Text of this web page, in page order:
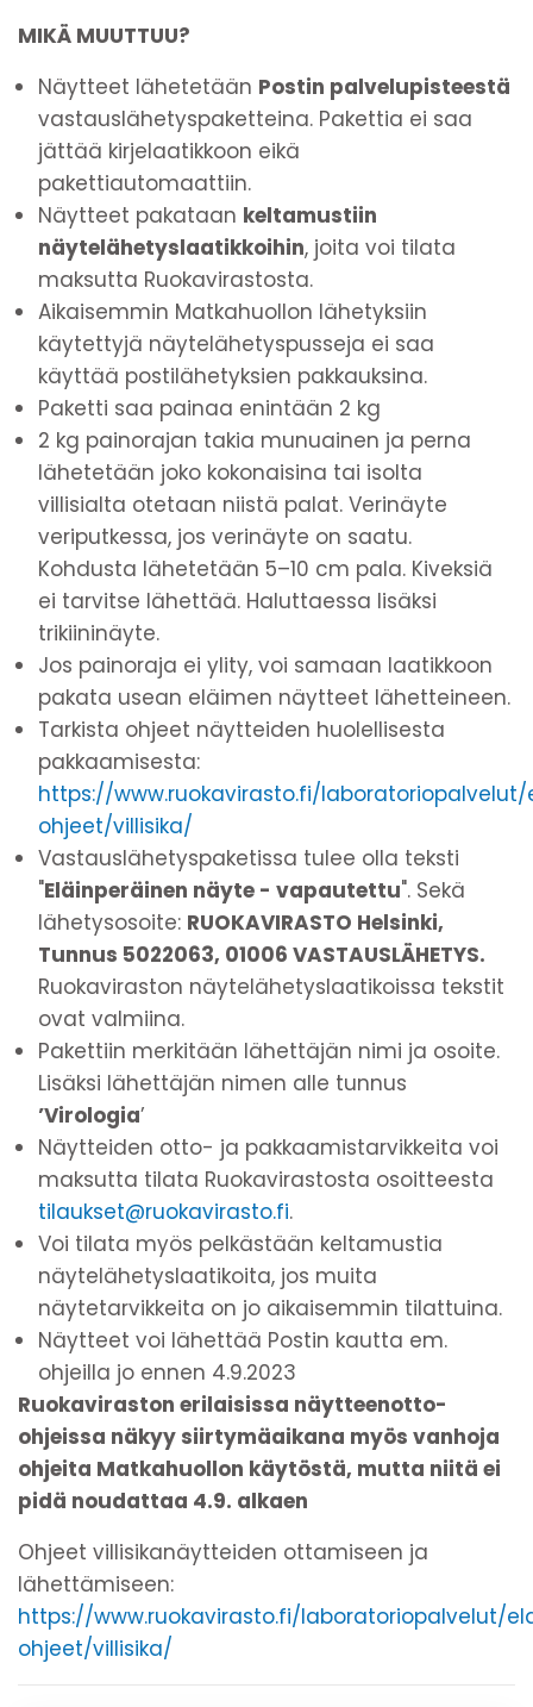
MIKÄ MUUTTUU?
Näytteet lähetetään Postin palvelupisteestä
vastauslähetyspaketteina. Pakettia ei saa
jättää kirjelaatikkoon eikä
pakettiautomaattiin.
Näytteet pakataan keltamustiin
näytelähetyslaatikkoihin, joita voi tilata
maksutta Ruokavirastosta.
Aikaisemmin Matkahuollon lähetyksiin
käytettyjä näytelähetyspusseja ei saa
käyttää postilähetyksien pakkauksina.
Paketti saa painaa enintään 2 kg
2 kg painorajan takia munuainen ja perna
lähetetään joko kokonaisina tai isolta
villisialta otetaan niistä palat. Verinäyte
veriputkessa, jos verinäyte on saatu.
Kohdusta lähetetään 5–10 cm pala. Kiveksiä
ei tarvitse lähettää. Haluttaessa lisäksi
trikiininäyte.
Jos painoraja ei ylity, voi samaan laatikkoon
pakata usean eläimen näytteet lähetteineen.
Tarkista ohjeet näytteiden huolellisesta
pakkaamisesta:
https://www.ruokavirasto.fi/
ohjeet/villisika/
Vastauslähetyspaketissa tulee olla teksti
"Eläinperäinen näyte - vapautettu". Sekä
lähetysosoite: RUOKAVIRASTO Helsinki,
Tunnus 5022063, 01006 VASTAUSLÄHETYS.
Ruokaviraston näytelähetyslaatikoissa tekstit
ovat valmiina.
Pakettiin merkitään lähettäjän nimi ja osoite.
Lisäksi lähettäjän nimen alle tunnus
’Virologia’
Näytteiden otto- ja pakkaamistarvikkeita voi
maksutta tilata Ruokavirastosta osoitteesta
tilaukset@ruokavirasto.fi.
Voi tilata myös pelkästään keltamustia
näytelähetyslaatikoita, jos muita
näytetarvikkeita on jo aikaisemmin tilattuina.
Näytteet voi lähettää Postin kautta em.
ohjeilla jo ennen 4.9.2023
Ruokaviraston erilaisissa näytteenotto-
ohjeissa näkyy siirtymäaikana myös vanhoja
ohjeita Matkahuollon käytöstä, mutta niitä ei
pidä noudattaa 4.9. alkaen
Ohjeet villisikanäytteiden ottamiseen ja
lähettämiseen:
https://www.ruokavirasto.fi/laboratoriopalvelut/
ohjeet/villisika/